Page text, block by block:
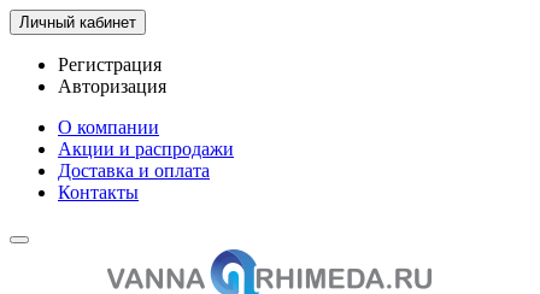
Личный кабинет
Регистрация
Авторизация
О компании
Акции и распродажи
Доставка и оплата
Контакты